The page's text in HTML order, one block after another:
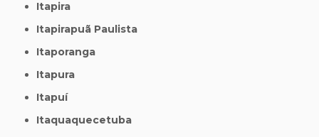
Itapira
Itapirapuã Paulista
Itaporanga
Itapura
Itapuí
Itaquaquecetuba